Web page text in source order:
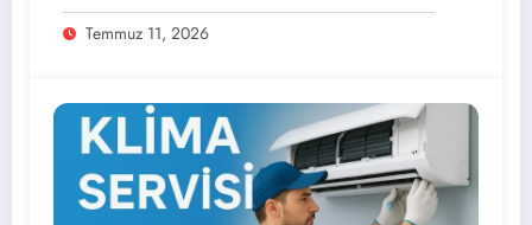
Temmuz 11, 2026